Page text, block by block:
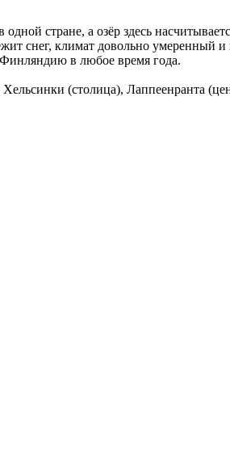
стране, а озёр здесь
снег, климат довольно умеренный и
Финляндию в любое время года.
(столица), Лаппеенранта